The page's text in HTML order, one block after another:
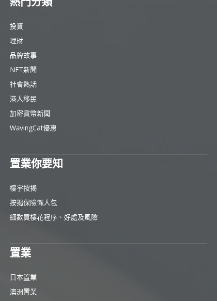
投資
理財
品牌故事
NFT新聞
社會熱話
港人移民
加密貨幣新聞
WavingCat優惠
置業你要知
樓宇按揭
按揭保險懶人包
細數買樓花程序、好處及風險
置業
日本置業
澳洲置業